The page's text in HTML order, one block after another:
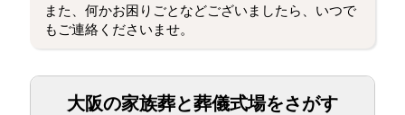
また、何かお困りごとなどございましたら、いつで
もご連絡くださいませ。
大阪の家族葬と葬儀式場をさがす